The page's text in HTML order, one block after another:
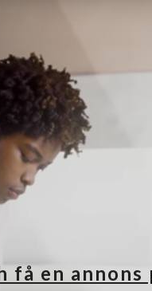
få en annons